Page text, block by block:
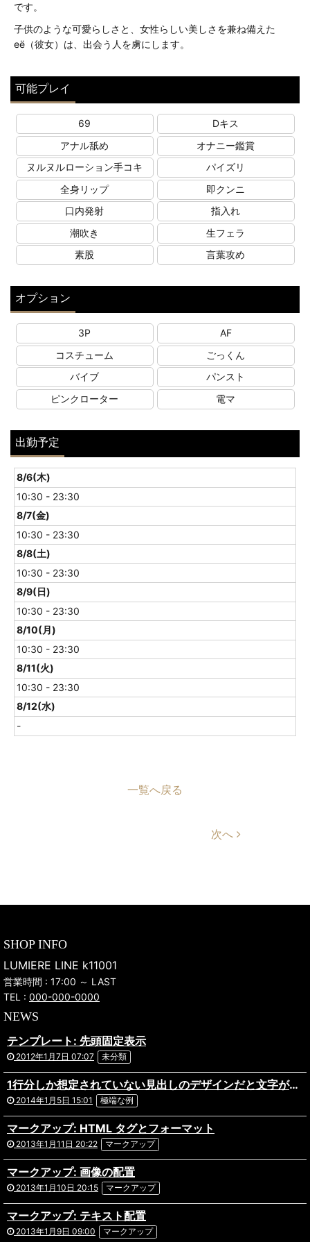
です。
子供のような可愛らしさと、女性らしい美しさを兼ね備えた
её（彼女）は、出会う人を虜にします。
可能プレイ
69
Dキス
アナル舐め
オナニー鑑賞
ヌルヌルローション手コキ
パイズリ
全身リップ
即クンニ
口内発射
指入れ
潮吹き
生フェラ
素股
言葉攻め
オプション
3P
AF
コスチューム
ごっくん
バイブ
パンスト
ピンクローター
電マ
出勤予定
8/6(木)
10:30 - 23:30
8/7(金)
10:30 - 23:30
8/8(土)
10:30 - 23:30
8/9(日)
10:30 - 23:30
8/10(月)
10:30 - 23:30
8/11(火)
10:30 - 23:30
8/12(水)
-
一覧へ戻る
次へ
SHOP INFO
LUMIERE LINE k11001
営業時間 : 17:00 ～ LAST
TEL : 000-000-0000
NEWS
テンプレート: 先頭固定表示
2012年1月7日 07:07 未分類
1行分しか想定されていない見出しのデザインだと文字がはみ出してしまってあら大変。ものすごく長い日本語のタイトルが付いた記事の表示テストです。複数行になっても問題ないデザインだといいですね。あと前後の記事へのリンクを出力している場合や、パンくずリストを実装している場合なども表示にズレがないか確認しておきましょう。
2014年1月5日 15:01 極端な例
マークアップ: HTML タグとフォーマット
2013年1月11日 20:22 マークアップ
マークアップ: 画像の配置
2013年1月10日 20:15 マークアップ
マークアップ: テキスト配置
2013年1月9日 09:00 マークアップ